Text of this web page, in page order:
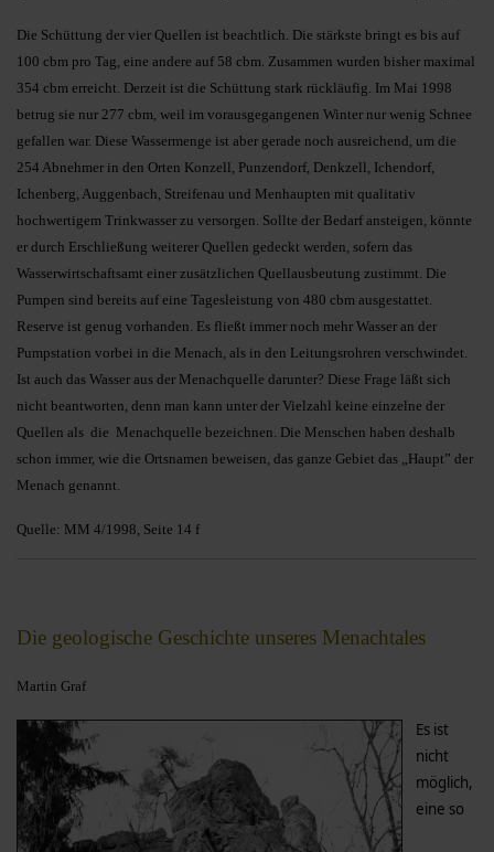
Die Schüttung der vier Quellen ist beachtlich. Die stärkste bringt es bis auf
100 cbm pro Tag, eine andere auf 58 cbm. Zusammen wurden bisher maximal
354 cbm erreicht. Derzeit ist die Schüttung stark rückläufig. Im Mai 1998
betrug sie nur 277 cbm, weil im vorausgegangenen Winter nur wenig Schnee
gefallen war. Diese Wassermenge ist aber gerade noch ausreichend, um die
254 Abnehmer in den Orten Konzell, Punzendorf, Denkzell, Ichendorf,
Ichenberg, Auggenbach, Streifenau und Menhaupten mit qualitativ
hochwertigem Trinkwasser zu versorgen. Sollte der Bedarf ansteigen, könnte
er durch Erschließung weiterer Quellen ge­deckt werden, sofern das
Wasserwirtschaftsamt einer zusätzlichen Quellausbeutung zustimmt. Die
Pumpen sind bereits auf eine Tagesleistung von 480 cbm ausgestattet.
Reserve ist genug vorhanden. Es fließt immer noch mehr Wasser an der
Pumpsta­tion vorbei in die Menach, als in den Leitungsrohren verschwindet.
Ist auch das Wasser aus der Menachquelle darunter? Diese Frage läßt sich
nicht beantworten, denn man kann unter der Vielzahl keine einzelne der
Quellen als die Menachquelle be­zeichnen. Die Menschen haben deshalb
schon immer, wie die Ortsnamen beweisen, das ganze Gebiet das „Haupt” der
Menach genannt.
Quelle: MM 4/1998, Seite 14 f
Die geologische Geschichte unseres Menachtales
Martin Graf
Es ist
nicht
möglich,
eine so